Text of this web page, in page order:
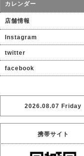
カレンダー
店舗情報
Instagram
twitter
facebook
2026.08.07 Friday
携帯サイト